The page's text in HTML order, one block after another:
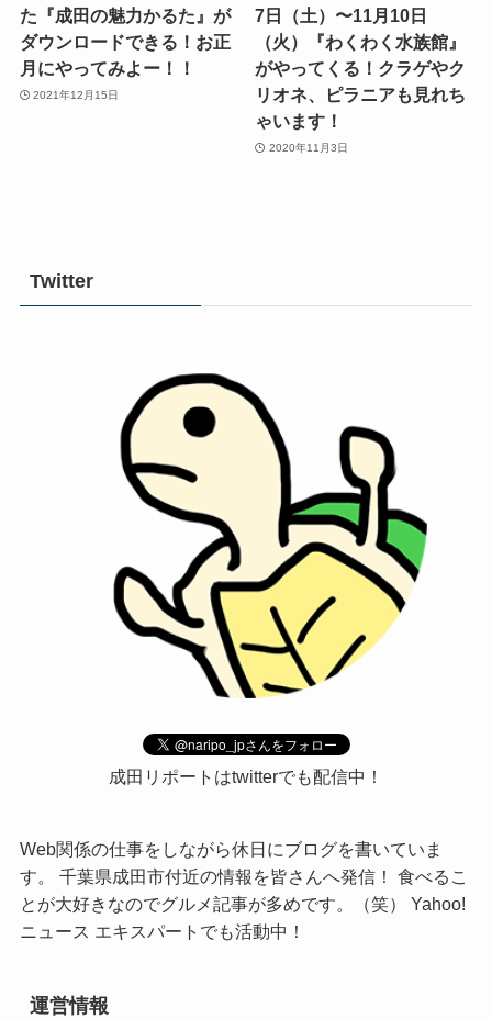
た『成田の魅力かるた』が
ダウンロードできる！お正
月にやってみよー！！
2021年12月15日
7日（土）〜11月10日
（火）『わくわく水族館』
がやってくる！クラゲやク
リオネ、ピラニアも見れち
ゃいます！
2020年11月3日
Twitter
成田リポートはtwitterでも配信中！
Web関係の仕事をしながら休日にブログを書いていま
す。 千葉県成田市付近の情報を皆さんへ発信！ 食べるこ
とが大好きなのでグルメ記事が多めです。（笑） Yahoo!
ニュース エキスパートでも活動中！
運営情報